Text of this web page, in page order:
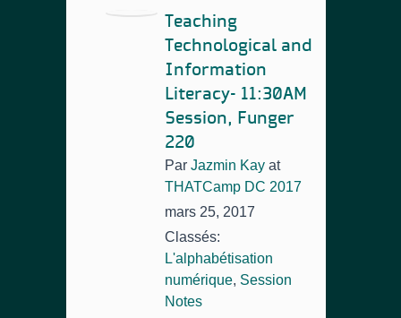
Teaching
Technological and
Information
Literacy- 11:30AM
Session, Funger
220
Par Jazmin Kay at
THATCamp DC 2017
mars 25, 2017
Classés:
L'alphabétisation
numérique, Session
Notes